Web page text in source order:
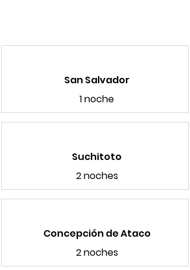
San Salvador
1 noche
Suchitoto
2 noches
Concepción de Ataco
2 noches